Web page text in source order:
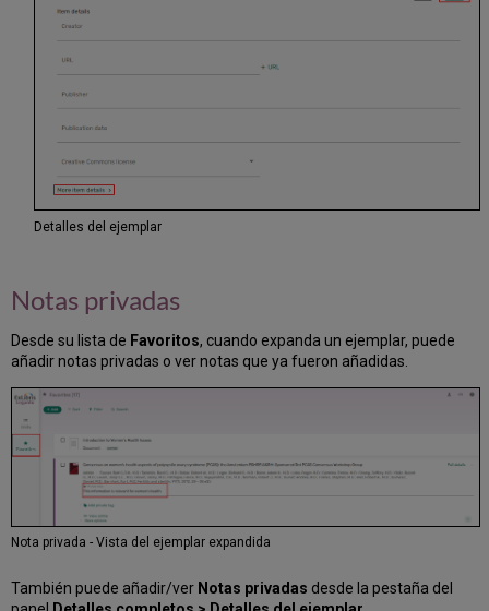
Detalles del ejemplar
Notas privadas
Desde su lista de Favoritos, cuando expanda un ejemplar, puede
añadir notas privadas o ver notas que ya fueron añadidas.
Nota privada - Vista del ejemplar expandida
También puede añadir/ver Notas privadas desde la pestaña del